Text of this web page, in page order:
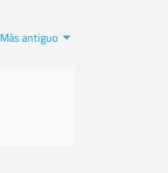
Más antiguo